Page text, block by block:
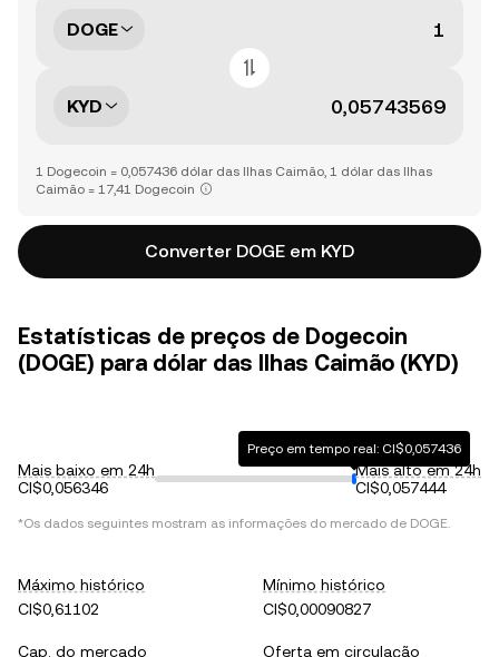
DOGE
KYD
1 Dogecoin = 0,057436 dólar das Ilhas Caimão, 1 dólar das Ilhas
Caimão = 17,41 Dogecoin
Converter DOGE em KYD
Estatísticas de preços de Dogecoin
(DOGE) para dólar das Ilhas Caimão (KYD)
Mais baixo em 24h
CI$0,056346
Preço em tempo real: CI$0,057436
Mais alto em 24h
CI$0,057444
*Os dados seguintes mostram as informações do mercado de DOGE.
Máximo histórico
CI$0,61102
Mínimo histórico
CI$0,00090827
Cap. do mercado
Oferta em circulação